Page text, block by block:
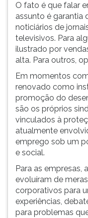
esquerda
para
continuar
pressione
(primeira
tecla
direita
menu
principal
pressione
O fato é que falar
assunto é garantia
noticiários de
televisivos. Para
ilustrado por
alta. Para outros,
Em momentos
renovado como
promoção do
são os próprios
vinculados à
atualmente
emprego sob um
e social.
Para as empresas,
evoluíram de
corporativos para
experiências,
para problemas